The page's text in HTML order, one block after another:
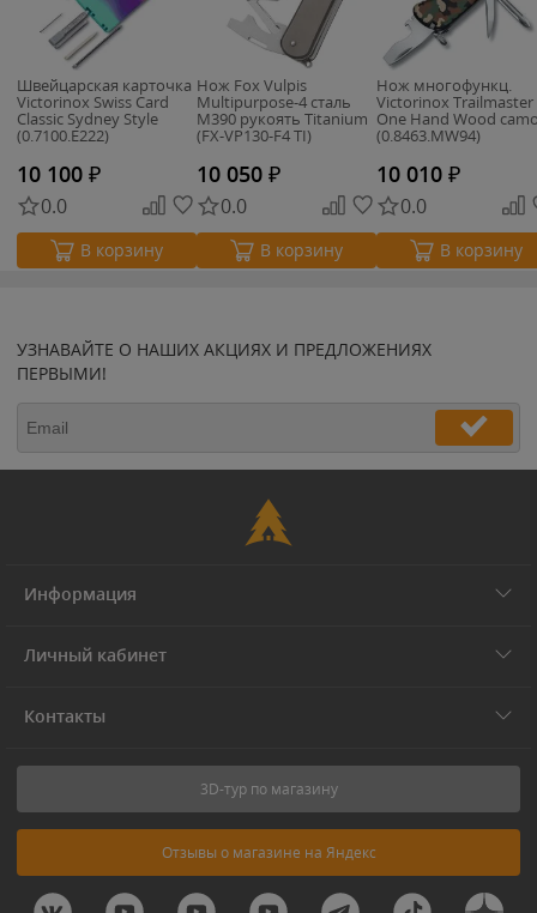
Швейцарская карточка
Victorinox Swiss Card
Classic Sydney Style
(0.7100.E222)
10 100 ₽
0.0
В корзину
Нож Fox Vulpis
Multipurpose-4 сталь
M390 рукоять Titanium
(FX-VP130-F4 TI)
10 050 ₽
0.0
В корзину
Нож многофункц.
Victorinox Trailmaster
One Hand Wood
(0.8463.MW94)
10 010 ₽
0.0
В корзину
УЗНАВАЙТЕ О НАШИХ АКЦИЯХ И ПРЕДЛОЖЕНИЯХ
ПЕРВЫМИ!
Информация
Личный кабинет
Контакты
3D-тур по магазину
Отзывы о магазине на Яндекс